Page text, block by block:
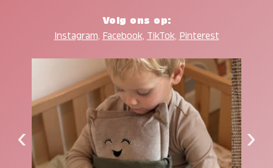
Volg ons op:
Instagram, Facebook, TikTok, Pinterest
‹ ›